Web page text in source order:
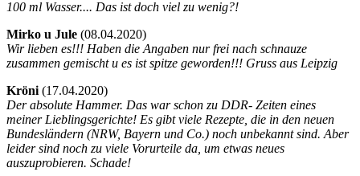
100 ml Wasser.... Das ist doch viel zu wenig?!
Mirko u Jule (08.04.2020)
Wir lieben es!!! Haben die Angaben nur frei nach schnauze
zusammen gemischt u es ist spitze geworden!!! Gruss aus Leipzig
Kröni (17.04.2020)
Der absolute Hammer. Das war schon zu DDR- Zeiten eines
meiner Lieblingsgerichte! Es gibt viele Rezepte, die in den neuen
Bundesländern (NRW, Bayern und Co.) noch unbekannt sind. Aber
leider sind noch zu viele Vorurteile da, um etwas neues
auszuprobieren. Schade!